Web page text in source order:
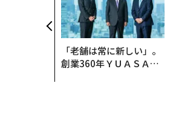
「老舗は常に新しい」。
創業360年ＹＵＡＳＡと